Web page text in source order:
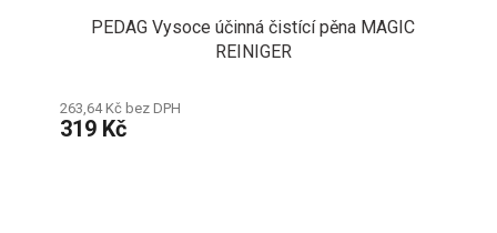
PEDAG Vysoce účinná čistící pěna MAGIC
REINIGER
263,64 Kč bez DPH
319 Kč